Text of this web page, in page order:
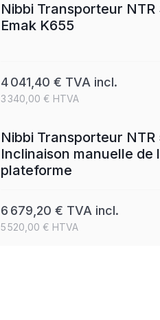
Nibbi Transporteur
Emak K655
4 041,40 € TVA incl.
3 340,00 € HTVA
Nibbi Transporteur NTR
Inclinaison manuelle de
plateforme
6 679,20 € TVA incl.
5 520,00 € HTVA